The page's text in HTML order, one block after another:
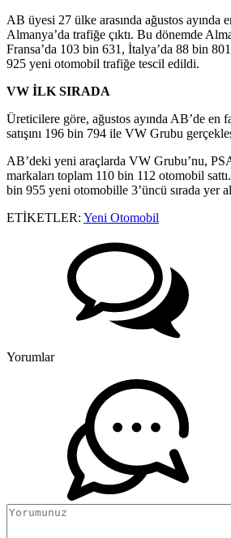
AB üyesi 27 ülke arasında ağustos ayında
Almanya’da trafiğe çıktı. Bu dönemde
Fransa’da 103 bin 631, İtalya’da 88 bin
925 yeni otomobil trafiğe tescil edildi.
VW İLK SIRADA
Üreticilere göre, ağustos ayında AB’de en
satışını 196 bin 794 ile VW Grubu
AB’deki yeni araçlarda VW Grubu’nu,
markaları toplam 110 bin 112 otomobil
bin 955 yeni otomobille 3’üncü sırada yer
ETİKETLER: Yeni Otomobil
Yorumlar